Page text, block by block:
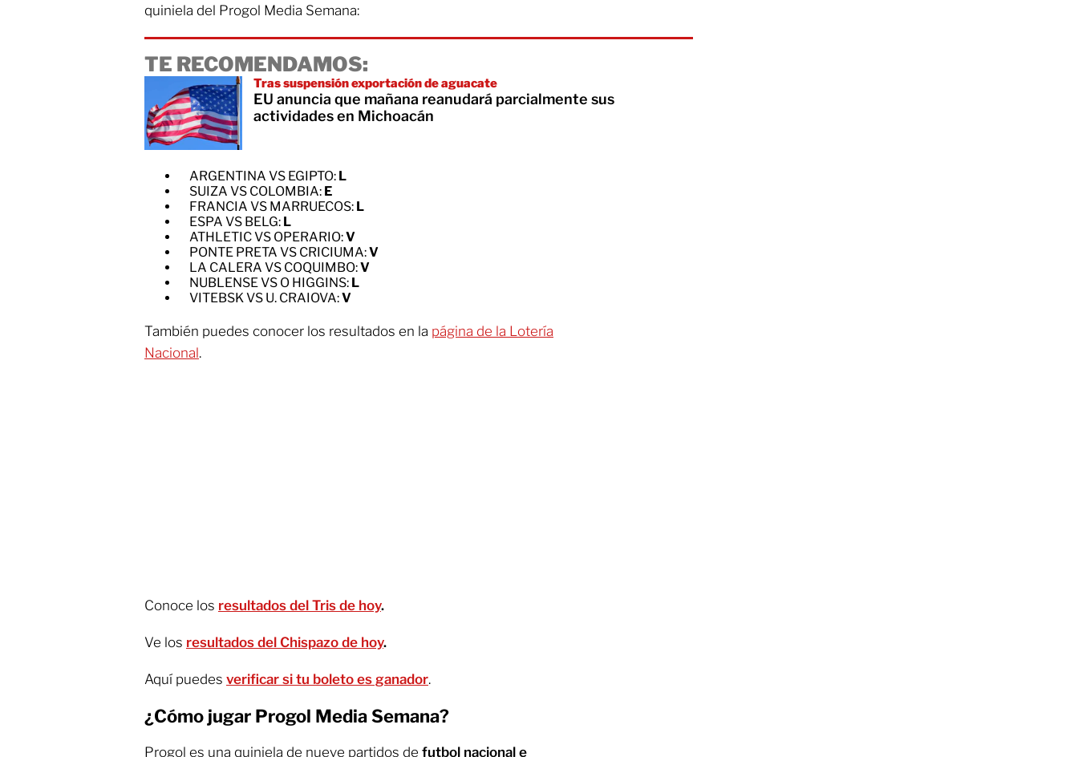
quiniela del Progol Media Semana:
TE RECOMENDAMOS:
Tras suspensión exportación de aguacate
EU anuncia que mañana reanudará parcialmente sus
actividades en Michoacán
ARGENTINA VS EGIPTO: L
SUIZA VS COLOMBIA: E
FRANCIA VS MARRUECOS: L
ESPA VS BELG: L
ATHLETIC VS OPERARIO:V
PONTE PRETA VS CRICIUMA:V
LA CALERA VS COQUIMBO:V
NUBLENSE VS O HIGGINS: L
VITEBSK VS U. CRAIOVA:V
También puedes conocer los resultados en la página de la Lotería
Nacional.
Conoce los resultados del Tris de hoy.
Ve los resultados del Chispazo de hoy.
Aquí puedes verificar si tu boleto es ganador.
¿Cómo jugar Progol Media Semana?
Progol es una quiniela de nueve partidos de futbol nacional e